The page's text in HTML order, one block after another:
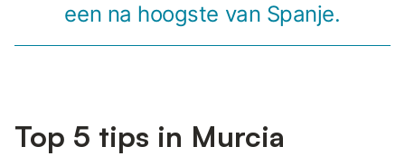
een na hoogste van Spanje.
Top 5 tips in Murcia